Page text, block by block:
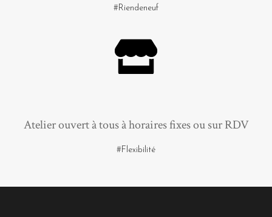
#Riendeneuf
Atelier ouvert à tous à horaires fixes ou sur RDV
#Flexibilité